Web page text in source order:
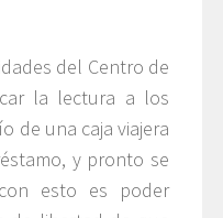
del Centro de
la lectura a los
de una caja viajera
y pronto se
esto es poder